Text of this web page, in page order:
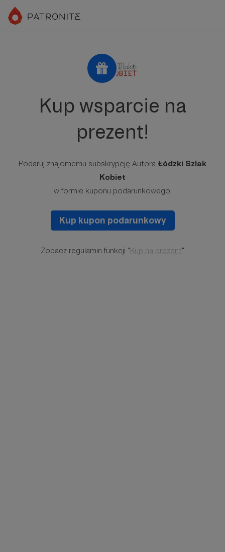
Kup wsparcie na
prezent!
Podaruj znajomemu subskrypcję Autora Łódzki Szlak
Kobiet
w formie kuponu podarunkowego.
Kup kupon podarunkowy
Zobacz regulamin funkcji "Kup na prezent"